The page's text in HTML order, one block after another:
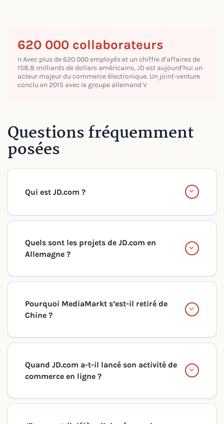
620 000 collaborateurs
n Avec plus de 620 000 employés et un chiffre d’affaires de
158,8 milliards de dollars américains, JD est aujourd’hui un
acteur majeur du commerce électronique. Un joint-venture
conclu en 2015 avec le groupe allemand V
Questions fréquemment
posées
Qui est JD.com ?
Quels sont les projets de JD.com en
Allemagne ?
Pourquoi MediaMarkt s’est-il retiré de
Chine ?
Quand JD.com a-t-il lancé son activité de
commerce en ligne ?